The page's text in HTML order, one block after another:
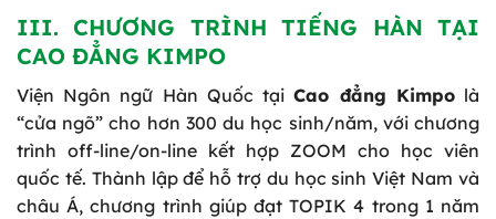
III. CHƯƠNG TRÌNH TIẾNG HÀN TẠI
CAO ĐẲNG KIMPO
Viện Ngôn ngữ Hàn Quốc tạiCao đẳng Kimpolà
“cửa ngõ” cho hơn 300 du học sinh/năm, với chương
trình off-line/on-line kết hợp ZOOM cho học viên
quốc tế. Thành lập để hỗ trợ du học sinh Việt Nam và
châu Á, chương trình giúp đạt TOPIK 4 trong 1 năm